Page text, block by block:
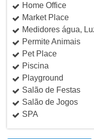
Home Office
Market Place
Medidores água,
Permite Animais
Pet Place
Piscina
Playground
Salão de Festas
Salão de Jogos
SPA